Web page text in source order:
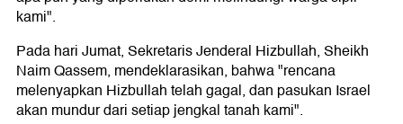
kami".
Pada hari Jumat, Sekretaris Jenderal Hizbullah, Sheikh
Naim Qassem, mendeklarasikan, bahwa "rencana
melenyapkan Hizbullah telah gagal, dan pasukan Israel
akan mundur dari setiap jengkal tanah kami".